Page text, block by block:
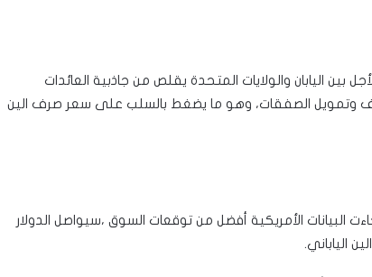
بين اليابان والولايات المتحدة يقلص من جاذبية العائدات
وتمويل الصفقات، وهو ما يضغط بالسلب على سعر صرف الين
الأمريكية أفضل من توقعات السوق ،سيواصل الدولار
الياباني.